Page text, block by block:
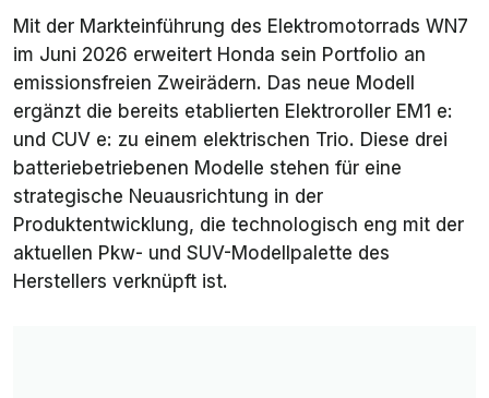
Mit der Markteinführung des Elektromotorrads WN7
im Juni 2026 erweitert Honda sein Portfolio an
emissionsfreien Zweirädern. Das neue Modell
ergänzt die bereits etablierten Elektroroller EM1 e:
und CUV e: zu einem elektrischen Trio. Diese drei
batteriebetriebenen Modelle stehen für eine
strategische Neuausrichtung in der
Produktentwicklung, die technologisch eng mit der
aktuellen Pkw- und SUV-Modellpalette des
Herstellers verknüpft ist.